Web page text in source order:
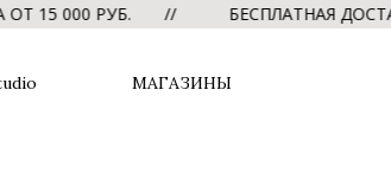
000 РУБ. // БЕСПЛАТНАЯ
МАГАЗИНЫ